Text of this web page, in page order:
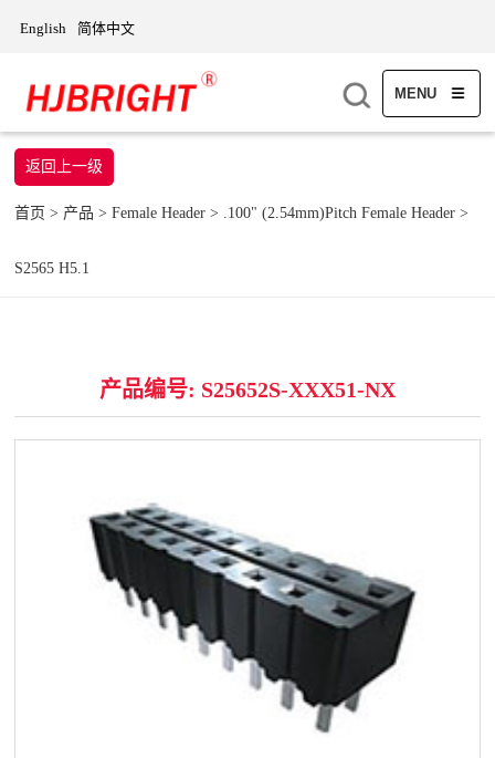
English 简体中文
MENU
返回上一级
首页 > 产品 >Female Header > .100" (2.54mm)Pitch Female Header >
S2565 H5.1
产品编号: S25652S-XXX51-NX